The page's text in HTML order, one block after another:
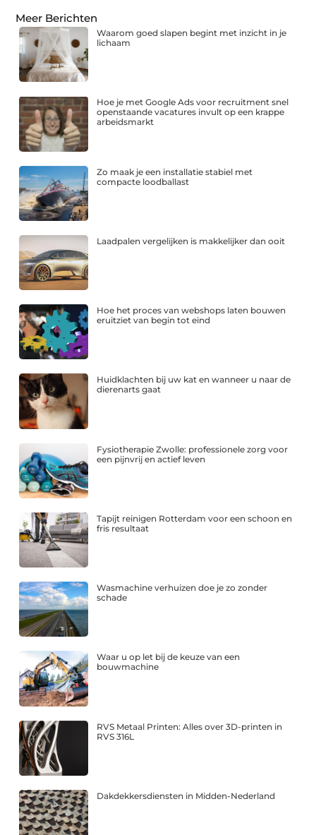
Meer Berichten
Waarom goed slapen begint met inzicht in je
lichaam
Hoe je met Google Ads voor recruitment snel
openstaande vacatures invult op een krappe
arbeidsmarkt
Zo maak je een installatie stabiel met
compacte loodballast
Laadpalen vergelijken is makkelijker dan ooit
Hoe het proces van webshops laten bouwen
eruitziet van begin tot eind
Huidklachten bij uw kat en wanneer u naar de
dierenarts gaat
Fysiotherapie Zwolle: professionele zorg voor
een pijnvrij en actief leven
Tapijt reinigen Rotterdam voor een schoon en
fris resultaat
Wasmachine verhuizen doe je zo zonder
schade
Waar u op let bij de keuze van een
bouwmachine
RVS Metaal Printen: Alles over 3D-printen in
RVS 316L
Dakdekkersdiensten in Midden-Nederland